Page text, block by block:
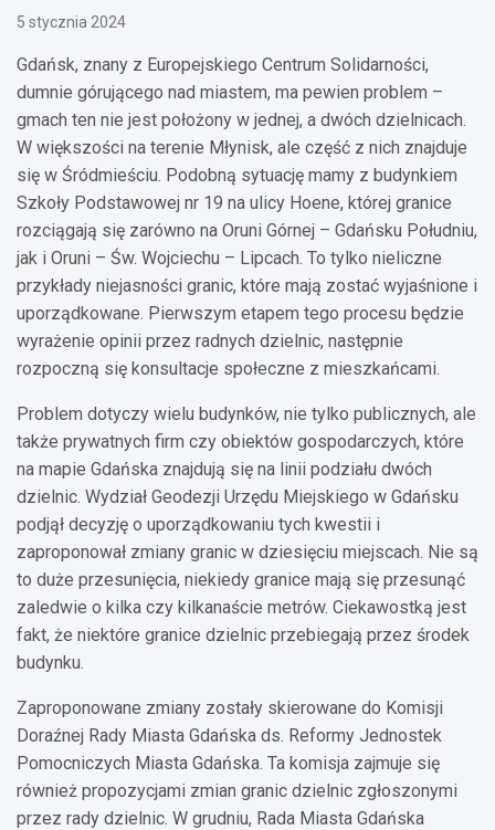
5 stycznia 2024
Gdańsk, znany z Europejskiego Centrum Solidarności,
dumnie górującego nad miastem, ma pewien problem –
gmach ten nie jest położony w jednej, a dwóch dzielnicach.
W większości na terenie Młynisk, ale część z nich znajduje
się w Śródmieściu. Podobną sytuację mamy z budynkiem
Szkoły Podstawowej nr 19 na ulicy Hoene, której granice
rozciągają się zarówno na Oruni Górnej – Gdańsku Południu,
jak i Oruni – Św. Wojciechu – Lipcach. To tylko nieliczne
przykłady niejasności granic, które mają zostać wyjaśnione i
uporządkowane. Pierwszym etapem tego procesu będzie
wyrażenie opinii przez radnych dzielnic, następnie
rozpoczną się konsultacje społeczne z mieszkańcami.
Problem dotyczy wielu budynków, nie tylko publicznych, ale
także prywatnych firm czy obiektów gospodarczych, które
na mapie Gdańska znajdują się na linii podziału dwóch
dzielnic. Wydział Geodezji Urzędu Miejskiego w Gdańsku
podjął decyzję o uporządkowaniu tych kwestii i
zaproponował zmiany granic w dziesięciu miejscach. Nie są
to duże przesunięcia, niekiedy granice mają się przesunąć
zaledwie o kilka czy kilkanaście metrów. Ciekawostką jest
fakt, że niektóre granice dzielnic przebiegają przez środek
budynku.
Zaproponowane zmiany zostały skierowane do Komisji
Doraźnej Rady Miasta Gdańska ds. Reformy Jednostek
Pomocniczych Miasta Gdańska. Ta komisja zajmuje się
również propozycjami zmian granic dzielnic zgłoszonymi
przez rady dzielnic. W grudniu, Rada Miasta Gdańska